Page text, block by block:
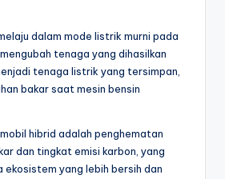
dalam mode listrik murni pada
tenaga yang dihasilkan
tenaga listrik yang tersimpan,
bakar saat mesin bensin
hibrid adalah penghematan
dan tingkat emisi karbon, yang
yang lebih bersih dan